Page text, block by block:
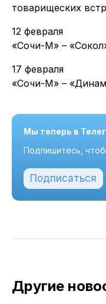
товарищеских
12 февраля
«Сочи-М» –
17 февраля
«Сочи-М» –
Мы теперь в
Подпишитесь,
Подписаться
Другие